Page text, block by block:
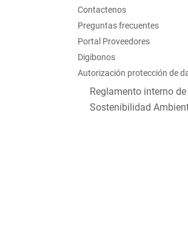
Contactenos
Preguntas frecuentes
Portal Proveedores
Digibonos
Autorización protección de
Reglamento interno
Sostenibilidad